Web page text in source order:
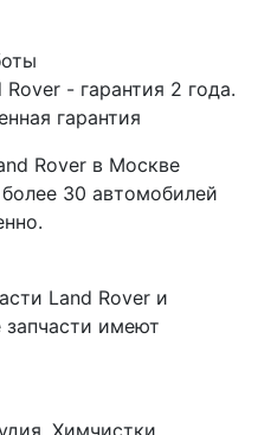
- гарантия 2 года.
гарантия
Rover в Москве
30 автомобилей
Land Rover и
запчасти имеют